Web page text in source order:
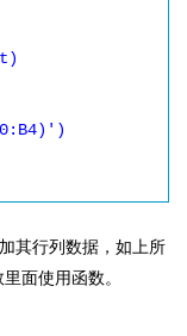
其行列数据，如上所
面使用函数。